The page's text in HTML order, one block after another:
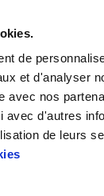
de
et d'analyser
avec nos
avec d'autres
de leurs
10 ans